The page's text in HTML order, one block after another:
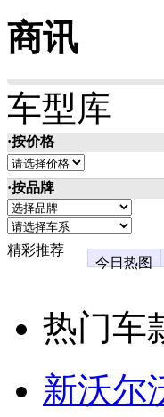
商讯
车型库
·按价格
·按品牌
精彩推荐
今日热图
热门车
新沃尔